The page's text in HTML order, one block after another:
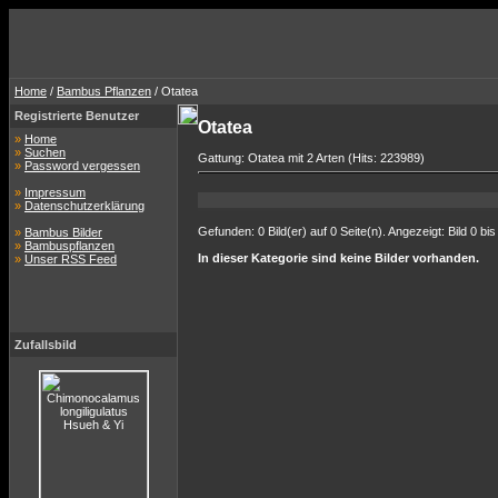
Home / Bambus Pflanzen / Otatea
Registrierte Benutzer
» Home
» Suchen
» Password vergessen
» Impressum
» Datenschutzerklärung
» Bambus Bilder
» Bambuspflanzen
» Unser RSS Feed
Zufallsbild
Otatea
Gattung: Otatea mit 2 Arten (Hits: 223989)
Gefunden: 0 Bild(er) auf 0 Seite(n). Angezeigt: Bild 0 bis
In dieser Kategorie sind keine Bilder vorhanden.